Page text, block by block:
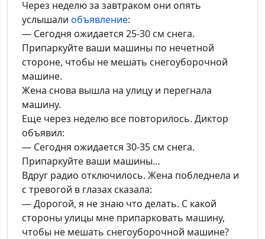
Через неделю за завтраком они опять
услышали объявление:
— Сегодня ожидается 25-30 см снега.
Припаркуйте ваши машины по нечетной
стороне, чтобы не мешать снегоуборочной
машине.
Жена снова вышла на улицу и перегнала
машину.
Еще через неделю все повторилось. Диктор
объявил:
— Сегодня ожидается 30-35 см снега.
Припаркуйте ваши машины…
Вдруг радио отключилось. Жена побледнела и
с тревогой в глазах сказала:
— Дорогой, я не знаю что делать. С какой
стороны улицы мне припарковать машину,
чтобы не мешать снегоуборочной машине?